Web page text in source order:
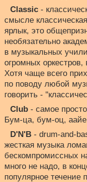
Classic -
смысле
ярлык, это
необязательно
в музыкальных
огромных
Хотя чаще всего
по поводу любой
говорить -
Club - самое
Бум-ца, бум-оц,
D'N'B - drum-and-
жесткая музыка
бескомпромиссных
много не надо, в
популярное течение